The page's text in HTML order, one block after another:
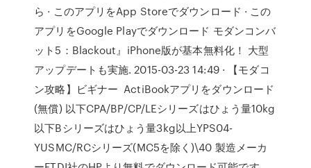
ら · このアプリをApp Storeでダウンロード · この
アプリをGoogle Playでダウンロード モダンコンバ
ット5：Blackout』iPhone版が基本無料化！ 大型
アップデートも実施. 2015-03-23 14:49 · 【モダコ
ン攻略】ビギナー ActiBookアプリをダウンロード
(無償) 以下CPA/BP/CP/LEシリーズはひょう量10kg
以下Bシリーズはひょう量3kg以上YPS04-
YUSMC/RCシリーズ(MC5を除く)\40 製造メーカ